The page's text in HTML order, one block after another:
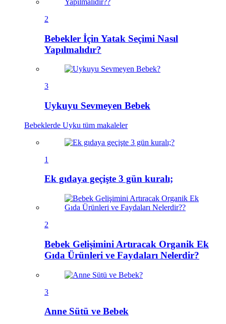
2
Bebekler İçin Yatak Seçimi Nasıl
Yapılmalıdır?
3
Uykuyu Sevmeyen Bebek
Bebeklerde Uyku tüm makaleler
1
Ek gıdaya geçişte 3 gün kuralı;
2
Bebek Gelişimini Artıracak Organik Ek
Gıda Ürünleri ve Faydaları Nelerdir?
3
Anne Sütü ve Bebek